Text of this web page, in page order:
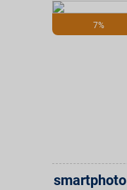
7%
smartphoto